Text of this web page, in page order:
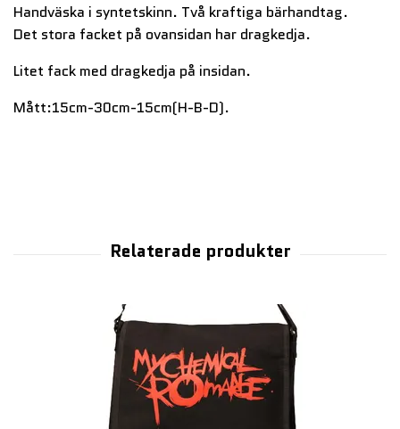
Handväska i syntetskinn. Två kraftiga bärhandtag.
Det stora facket på ovansidan har dragkedja.
Litet fack med dragkedja på insidan.
Mått:15cm-30cm-15cm(H-B-D).